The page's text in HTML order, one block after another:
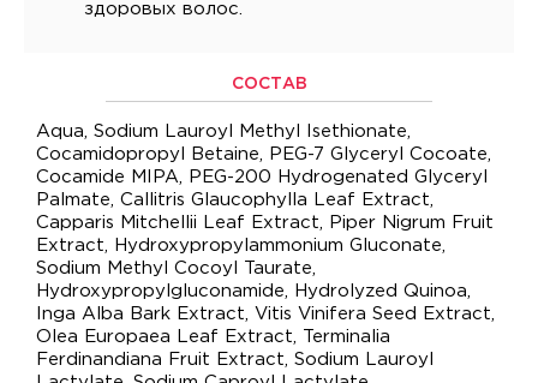
здоровых волос.
СОСТАВ
Aqua, Sodium Lauroyl Methyl Isethionate,
Cocamidopropyl Betaine, PEG-7 Glyceryl Cocoate,
Cocamide MIPA, PEG-200 Hydrogenated Glyceryl
Palmate, Callitris Glaucophylla Leaf Extract,
Capparis Mitchellii Leaf Extract, Piper Nigrum Fruit
Extract, Hydroxypropylammonium Gluconate,
Sodium Methyl Cocoyl Taurate,
Hydroxypropylgluconamide, Hydrolyzed Quinoa,
Inga Alba Bark Extract, Vitis Vinifera Seed Extract,
Olea Europaea Leaf Extract, Terminalia
Ferdinandiana Fruit Extract, Sodium Lauroyl